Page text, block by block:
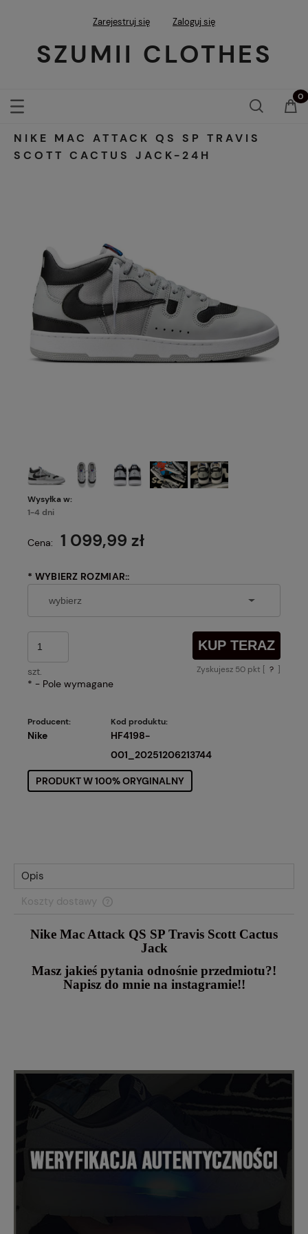
Zarejestruj się Zaloguj się
SZUMII CLOTHES
NIKE MAC ATTACK QS SP TRAVIS
SCOTT CACTUS JACK-24H
Wysyłka w:
1-4 dni
Cena: 1 099,99 zł
* WYBIERZ ROZMIAR::
szt.
KUP TERAZ
Zyskujesz 50 pkt [ ? ]
* - Pole wymagane
Producent:
Nike
Kod produktu:
HF4198-
001_20251206213744
PRODUKT W 100% ORYGINALNY
Opis
Koszty dostawy
Cena nie zawiera ewentualnych kosztów płatności
Nike Mac Attack QS SP Travis Scott Cactus
Jack
Masz jakieś pytania odnośnie przedmiotu?!
Napisz do mnie na instagramie!!